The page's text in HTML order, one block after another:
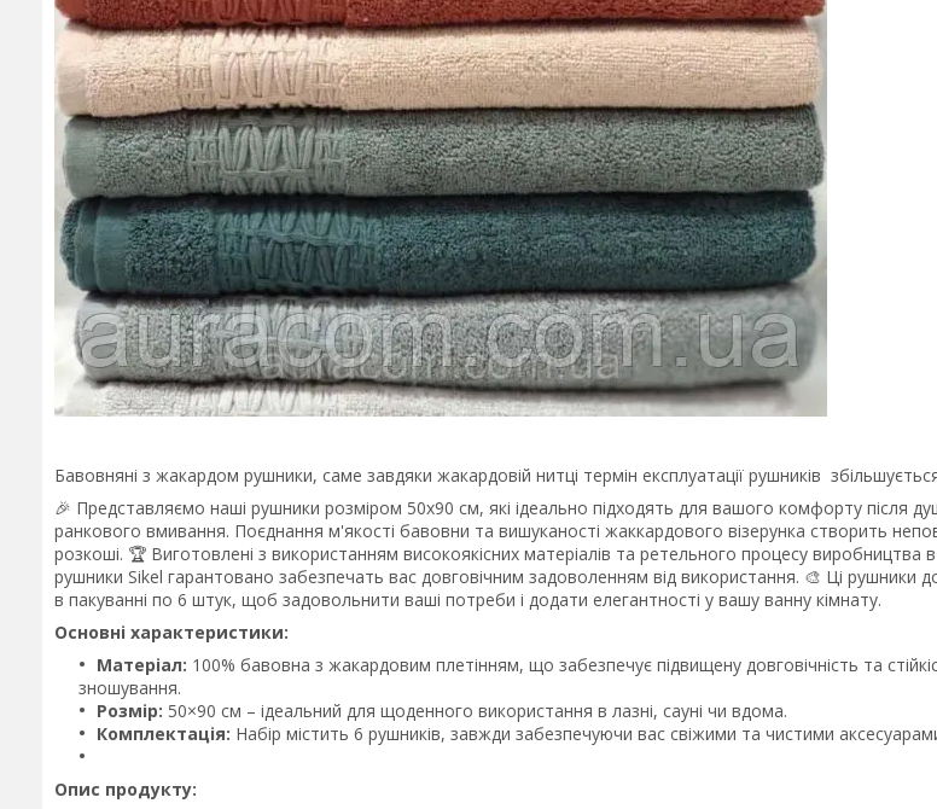
Бавовняні з жакардом рушники, саме завдяки жакардовій нитці термін експлуатації рушників
🎉 Представляємо наші рушники розміром 50х90 см, які ідеально підходять для вашого комфорту після
ранкового вмивання. Поєднання м'якості бавовни та вишуканості жаккардового візерунка створить
розкоші. 🏆 Виготовлені з використанням високоякісних матеріалів та ретельного процесу виробництва
рушники Sikel гарантовано забезпечать вас довговічним задоволенням від використання. 🎨 Ці рушники
в пакуванні по 6 штук, щоб задовольнити ваші потреби і додати елегантності у вашу ванну кімнату.
Основні характеристики:
Матеріал: 100% бавовна з жакардовим плетінням, що забезпечує підвищену довговічність та
зношування.
Розмір: 50×90 см – ідеальний для щоденного використання в лазні, сауні чи вдома.
Комплектація: Набір містить 6 рушників, завжди забезпечуючи вас свіжими та чистими
Опис продукту: